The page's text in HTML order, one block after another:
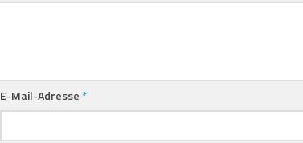
E-Mail-Adresse *